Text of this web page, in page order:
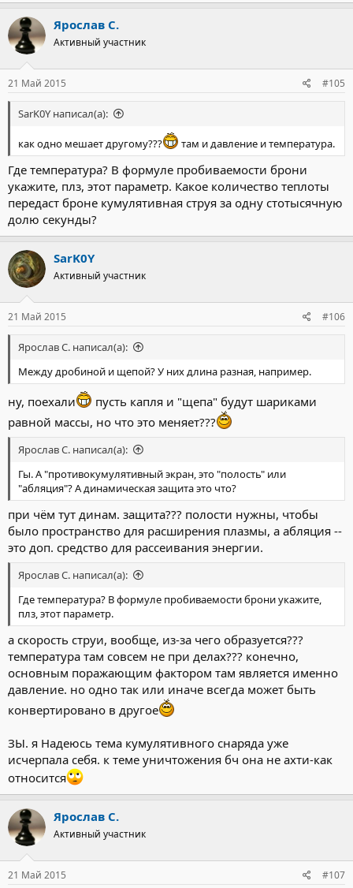
Ярослав С.
Активный участник
21 Май 2015 #105
SarK0Y написал(а):
как одно мешает другому??? там и давление и температура.
Где температура? В формуле пробиваемости брони
укажите, плз, этот параметр. Какое количество теплоты
передаст броне кумулятивная струя за одну стотысячную
долю секунды?
SarK0Y
Активный участник
21 Май 2015 #106
Ярослав С. написал(а):
Между дробиной и щепой? У них длина разная, например.
ну, поехали
пусть капля и "щепа" будут шариками
равной массы, но что это меняет???
Ярослав С. написал(а):
Гы. А "противокумулятивный экран, это "полость" или
"абляция"? А динамическая защита это что?
при чём тут динам. защита??? полости нужны, чтобы
было пространство для расширения плазмы, а абляция --
это доп. средство для рассеивания энергии.
Ярослав С. написал(а):
Где температура? В формуле пробиваемости брони укажите,
плз, этот параметр.
а скорость струи, вообще, из-за чего образуется???
температура там совсем не при делах??? конечно,
основным поражающим фактором там является именно
давление. но одно так или иначе всегда может быть
конвертировано в другое
ЗЫ. я Надеюсь тема кумулятивного снаряда уже
исчерпала себя. к теме уничтожения бч она не ахти-как
относится
Ярослав С.
Активный участник
21 Май 2015 #107